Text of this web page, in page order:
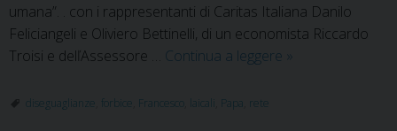
umana”. . con i rappresentanti di Caritas Italiana Danilo
Feliciangeli e Oliviero Bettinelli, di un economista Riccardo
Troisi e delľAssessore … Continua a leggere Incontro
»
diseguaglianze forbice Francesco laicali Papa rete